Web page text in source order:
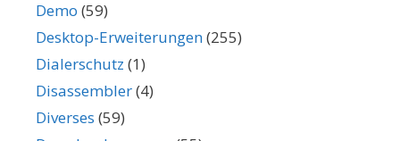
Demo (59)
Desktop-Erweiterungen(255)
Dialerschutz (1)
Disassembler(4)
Diverses (59)